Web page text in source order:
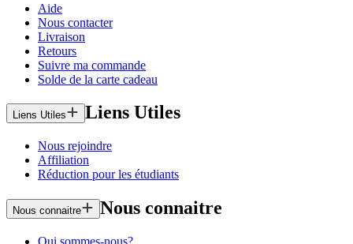
Aide
Nous contacter
Livraison
Retours
Suivre ma commande
Solde de la carte cadeau
Liens Utiles Liens Utiles
Nous rejoindre
Affiliation
Réduction pour les étudiants
Nous connaitre Nous connaitre